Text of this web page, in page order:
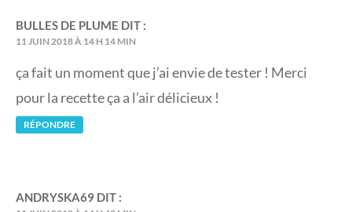
BULLES DE PLUME DIT :
11 JUIN 2018 À 14 H 14 MIN
ça fait un moment que j’ai envie de tester ! Merci
pour la recette ça a l’air délicieux !
RÉPONDRE
ANDRYSKA69 DIT :